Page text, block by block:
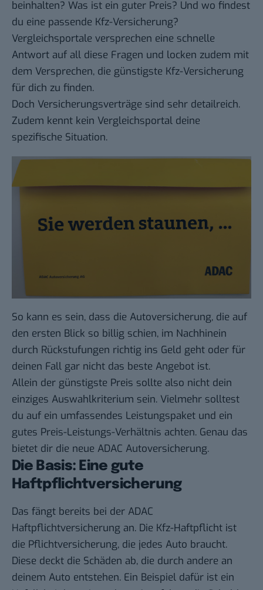
beinhalten? Was ist ein guter Preis? Und wo findest
du eine passende Kfz-Versicherung?
Vergleichsportale versprechen eine schnelle
Antwort auf all diese Fragen und locken zudem mit
dem Versprechen, die günstigste Kfz-Versicherung
für dich zu finden.
Doch Versicherungsverträge sind sehr detailreich.
Zudem kennt kein Vergleichsportal deine
spezifische Situation.
So kann es sein, dass die Autoversicherung, die auf
den ersten Blick so billig schien, im Nachhinein
durch Rückstufungen richtig ins Geld geht oder für
deinen Fall gar nicht das beste Angebot ist.
Allein der günstigste Preis sollte also nicht dein
einziges Auswahlkriterium sein. Vielmehr solltest
du auf ein umfassendes Leistungspaket und ein
gutes Preis-Leistungs-Verhältnis achten. Genau das
bietet dir die neue ADAC Autoversicherung.
Die Basis: Eine gute
Haftpflichtversicherung
Das fängt bereits bei der ADAC
Haftpflichtversicherung an. Die Kfz-Haftpflicht ist
die Pflichtversicherung, die jedes Auto braucht.
Diese deckt die Schäden ab, die durch andere an
deinem Auto entstehen. Ein Beispiel dafür ist ein